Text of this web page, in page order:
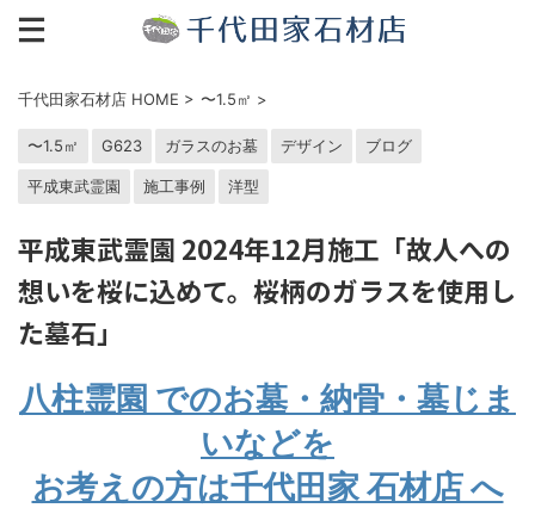
千代田家石材店 HOME > 〜1.5㎡ >
〜1.5㎡ G623 ガラスのお墓 デザイン ブログ
平成東武霊園 施工事例 洋型
平成東武霊園 2024年12月施工「故人への
想いを桜に込めて。桜柄のガラスを使用し
た墓石」
八柱霊園 でのお墓・納骨・墓じま
いなどを
お考えの方は千代田家 石材店 へ